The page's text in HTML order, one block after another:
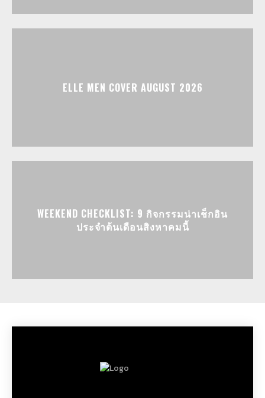
ELLE MEN COVER AUGUST 2026
WEEKEND CHECKLIST: 9 กิจกรรมน่าเช็กอิน
ประจำต้นเดือนสิงหาคมนี้